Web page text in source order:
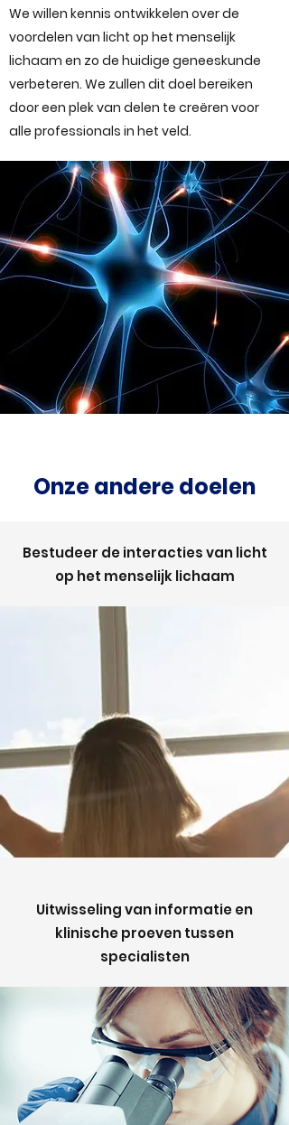
We willen kennis ontwikkelen over de
voordelen van licht op het menselijk
lichaam en zo de huidige geneeskunde
verbeteren. We zullen dit doel bereiken
door een plek van delen te creëren voor
alle professionals in het veld.
Onze andere doelen
Bestudeer de interacties van licht
op het menselijk lichaam
Uitwisseling van informatie en
klinische proeven tussen
specialisten